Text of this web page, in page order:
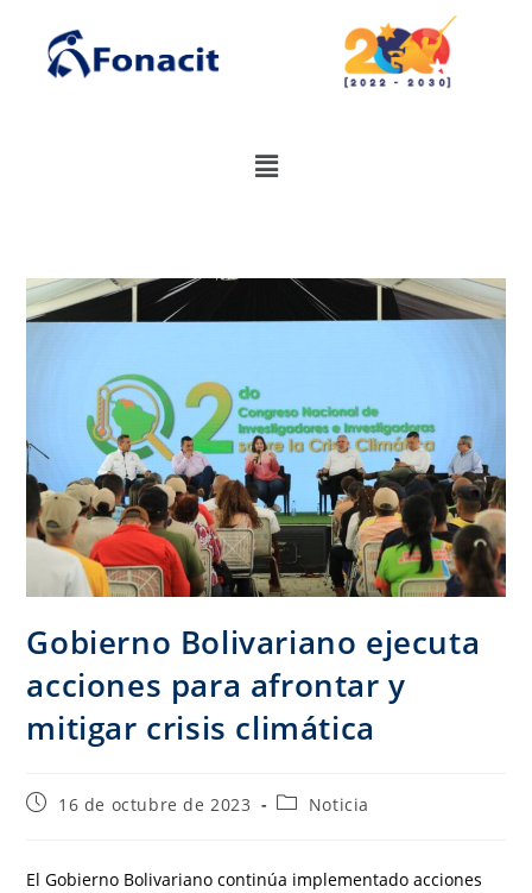
Gobierno Bolivariano ejecuta
acciones para afrontar y
mitigar crisis climática
16 de octubre de 2023 Noticia
El Gobierno Bolivariano continúa implementado acciones